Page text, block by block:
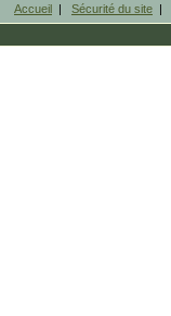
Accueil | Sécurité du site |